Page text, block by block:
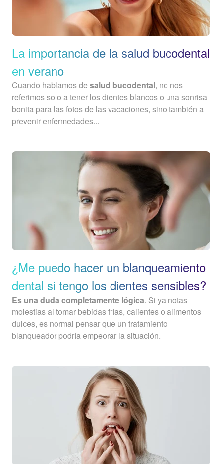
La importancia de la salud bucodental
en verano
Cuando hablamos de salud bucodental, no nos
referimos solo a tener los dientes blancos o una sonrisa
bonita para las fotos de las vacaciones, sino también a
prevenir enfermedades...
¿Me puedo hacer un blanqueamiento
dental si tengo los dientes sensibles?
Es una duda completamente lógica. Si ya notas
molestias al tomar bebidas frías, calientes o alimentos
dulces, es normal pensar que un tratamiento
blanqueador podría empeorar la situación.